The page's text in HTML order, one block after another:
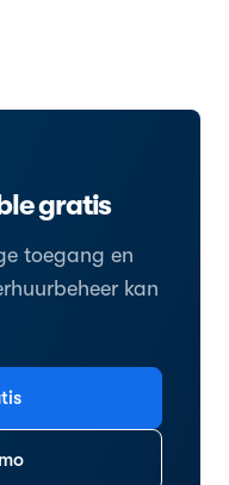
gratis
toegang en
kan